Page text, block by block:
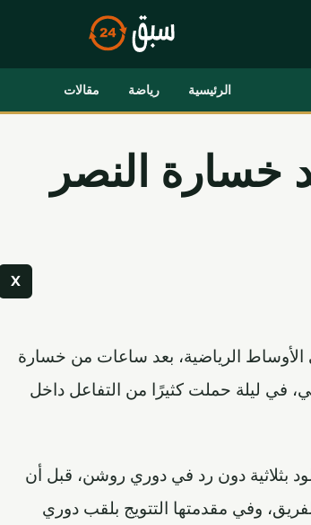
الرئيسية رياضة مقالات
خسارة النصر
X
الأوساط الرياضية، بعد ساعات من خسارة
أوساكا الياباني، في ليلة حملت كثيرًا من التفاعل داخل
بثلاثية دون رد في دوري روشن، قبل أن
وفي مقدمتها التتويج بلقب دوري